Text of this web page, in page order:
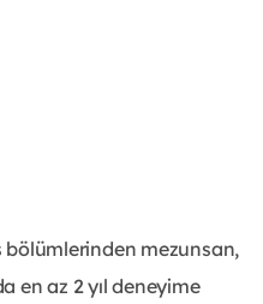
mezunsan,
en az 2 yıl deneyime